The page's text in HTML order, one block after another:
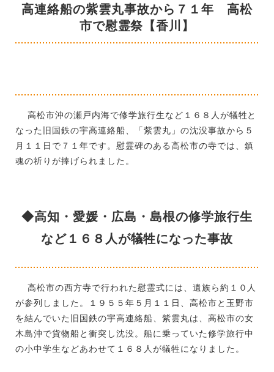
高連絡船の紫雲丸事故から７１年 高松
市で慰霊祭【香川】
高松市沖の瀬戸内海で修学旅行生など１６８人が犠牲と
なった旧国鉄の宇高連絡船、「紫雲丸」の沈没事故から５
月１１日で７１年です。慰霊碑のある高松市の寺では、鎮
魂の祈りが捧げられました。
◆高知・愛媛・広島・島根の修学旅行生
など１６８人が犠牲になった事故
高松市の西方寺で行われた慰霊式には、遺族ら約１０人
が参列しました。１９５５年５月１１日、高松市と玉野市
を結んでいた旧国鉄の宇高連絡船、紫雲丸は、高松市の女
木島沖で貨物船と衝突し沈没。船に乗っていた修学旅行中
の小中学生などあわせて１６８人が犠牲になりました。